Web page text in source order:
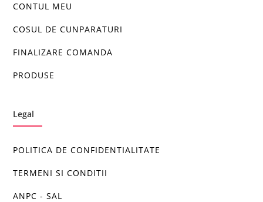
CONTUL MEU
COSUL DE CUNPARATURI
FINALIZARE COMANDA
PRODUSE
Legal
POLITICA DE CONFIDENTIALITATE
TERMENI SI CONDITII
ANPC - SAL